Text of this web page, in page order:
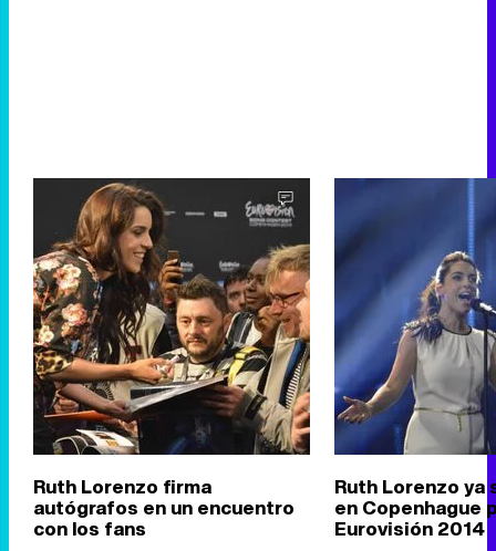
Ruth Lorenzo firma
autógrafos en un encuentro
con los fans
Ruth Lorenzo ya
en Copenhague
Eurovisión 2014